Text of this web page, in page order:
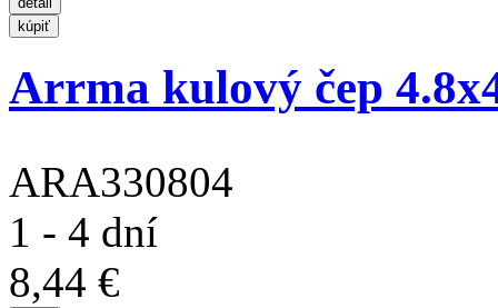
Arrma kulový čep
ARA330804
1 - 4 dní
8,44 €